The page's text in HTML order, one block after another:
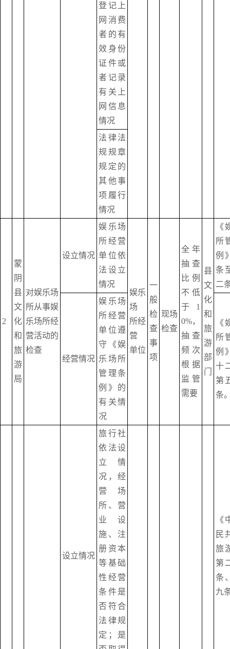
登记上
网消费
者的有
效身份
证件或
者记录
有关上
网信息
情况
法律法
规规章
规定的
其他事
项履行
情况
2
蒙
阴
县
文
化
和
旅
游
局
对娱乐场
所从事娱
乐场所经
营活动的
检查
设立情况
娱乐场
所经营
单位依
法设立
情况
娱乐
场
所经
营
单位
一
般
检
查
事
项
现场
检查
全年
抽查
比例
不低
于1
0%，
抽查
频次
根据
监管
需要
县
文
化
和
旅
游
部
门
《
所
例
条
二
经营情况
娱乐场
所经营
单位遵
守《娱
乐场所
管理条
例》的
有关情
况
《
所
例
十
第
条
设立情况
旅行社
依法设
立情
况，经
营场
所、营
业设
施、注
册资本
等基础
性经营
条件是
否符合
法律规
定；是
《
民
旅
第
条
九